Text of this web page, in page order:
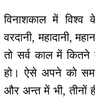
विनाशकाल में विश्व
वरदानी, महादानी,
तो सर्व काल में कितने
हो। ऐसे अपने को
और अन्त में भी, तीनों